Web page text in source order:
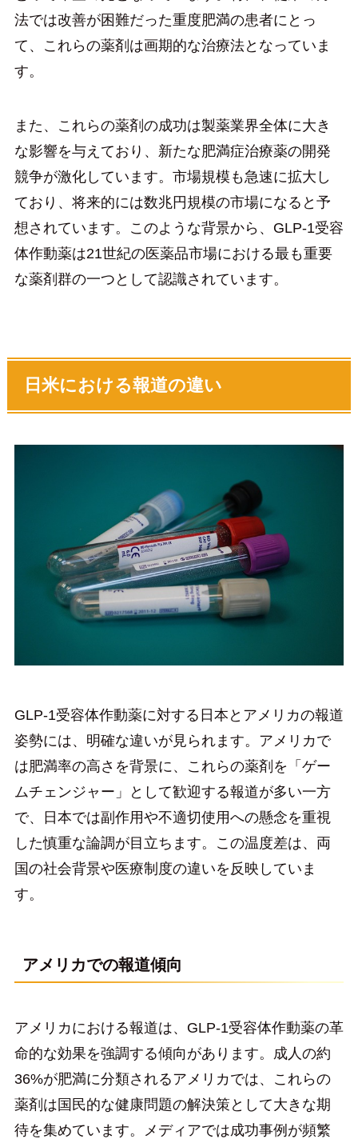
法では改善が困難だった重度肥満の患者にとっ
て、これらの薬剤は画期的な治療法となっていま
す。
また、これらの薬剤の成功は製薬業界全体に大き
な影響を与えており、新たな肥満症治療薬の開発
競争が激化しています。市場規模も急速に拡大し
ており、将来的には数兆円規模の市場になると予
想されています。このような背景から、GLP-1受容
体作動薬は21世紀の医薬品市場における最も重要
な薬剤群の一つとして認識されています。
日米における報道の違い
GLP-1受容体作動薬に対する日本とアメリカの報道
姿勢には、明確な違いが見られます。アメリカで
は肥満率の高さを背景に、これらの薬剤を「ゲー
ムチェンジャー」として歓迎する報道が多い一方
で、日本では副作用や不適切使用への懸念を重視
した慎重な論調が目立ちます。この温度差は、両
国の社会背景や医療制度の違いを反映していま
す。
アメリカでの報道傾向
アメリカにおける報道は、GLP-1受容体作動薬の革
命的な効果を強調する傾向があります。成人の約
36%が肥満に分類されるアメリカでは、これらの
薬剤は国民的な健康問題の解決策として大きな期
待を集めています。メディアでは成功事例が頻繁